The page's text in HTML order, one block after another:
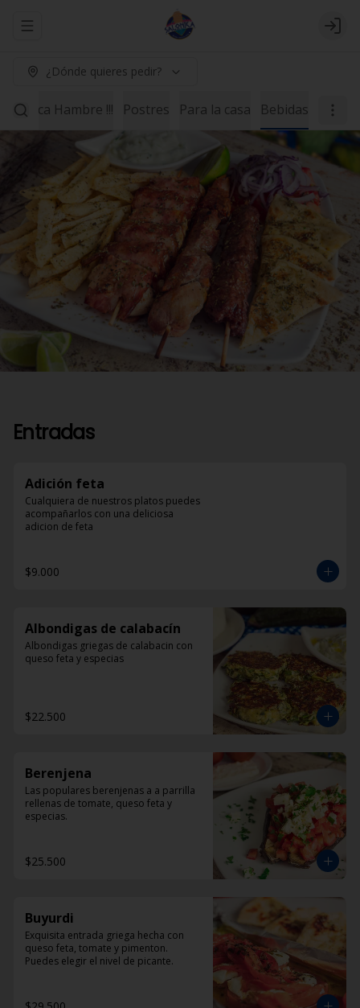
Abrir menu de navegación Login
¿Dónde quieres pedir?
Poca Hambre !!! Postres Para la casa Bebidas
Entradas
Adición feta
Cualquiera de nuestros platos puedes
acompañarlos con una deliciosa
adicion de feta
$9.000
Albondigas de calabacín
Albondigas griegas de calabacin con
queso feta y especias
$22.500
Berenjena
Las populares berenjenas a a parrilla
rellenas de tomate, queso feta y
especias.
$25.500
Buyurdi
Exquisita entrada griega hecha con
queso feta, tomate y pimenton.
Puedes elegir el nivel de picante.